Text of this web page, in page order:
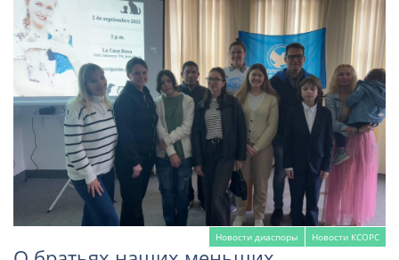
Новости диаспоры Новости КСОРС